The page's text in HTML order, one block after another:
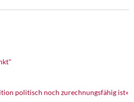
politisch noch zurechnungsfähig ist«